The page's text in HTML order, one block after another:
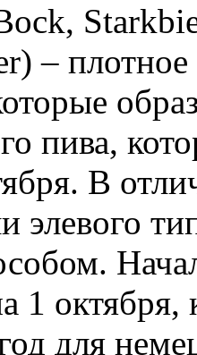
–
пива,
В
элевого
1 октября,
для